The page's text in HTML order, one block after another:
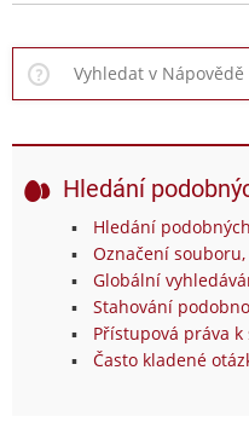
Hledání
Hledání
Označení
Globální
Stahování
Přístupová práva
Často kladené